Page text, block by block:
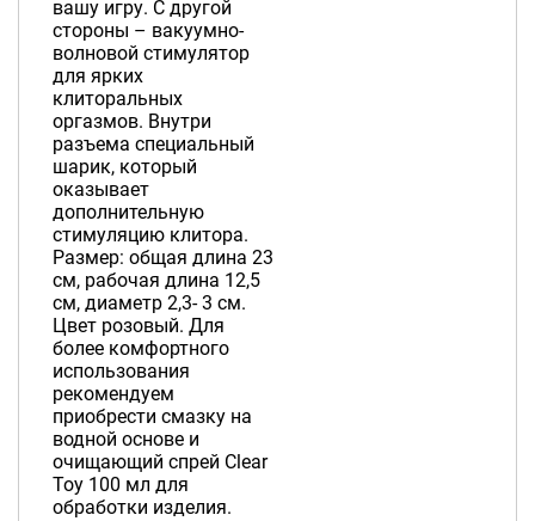
вашу игру. С другой
стороны – вакуумно-
волновой стимулятор
для ярких
клиторальных
оргазмов. Внутри
разъема специальный
шарик, который
оказывает
дополнительную
стимуляцию клитора.
Размер: общая длина 23
см, рабочая длина 12,5
см, диаметр 2,3- 3 см.
Цвет розовый. Для
более комфортного
использования
рекомендуем
приобрести смазку на
водной основе и
очищающий спрей Clear
Toy 100 мл для
обработки изделия.